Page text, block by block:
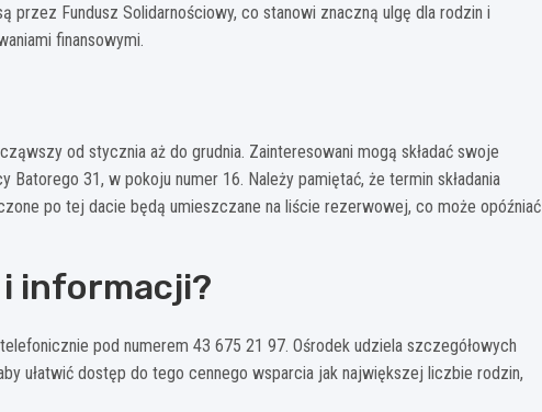
przez Fundusz Solidarnościowy, co stanowi znaczną ulgę dla rodzin i
finansowymi.
od stycznia aż do grudnia. Zainteresowani mogą składać swoje
31, w pokoju numer 16. Należy pamiętać, że termin składania
po tej dacie będą umieszczane na liście rezerwowej, co może opóźniać
informacji?
pod numerem 43 675 21 97. Ośrodek udziela szczegółowych
ułatwić dostęp do tego cennego wsparcia jak największej liczbie rodzin,